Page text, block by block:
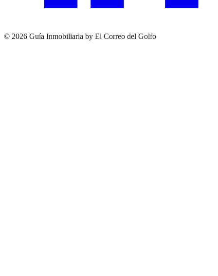
© 2026 Guía Inmobiliaria by El Correo del Golfo